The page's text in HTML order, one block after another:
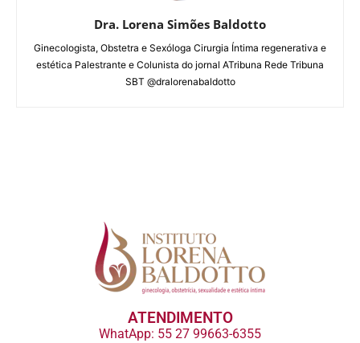
Dra. Lorena Simões Baldotto
Ginecologista, Obstetra e Sexóloga Cirurgia Íntima regenerativa e
estética Palestrante e Colunista do jornal ATribuna Rede Tribuna
SBT @dralorenabaldotto
ATENDIMENTO
WhatApp: 55 27 99663-6355